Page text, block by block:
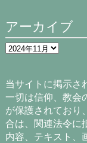
アーカイブ
ア
ー
ブ
当サイトに掲示さ
一切は信仰、教会
が保護されており
合は、関連法令に
内容、テキスト、